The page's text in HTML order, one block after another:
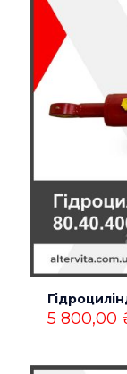
5 800,00